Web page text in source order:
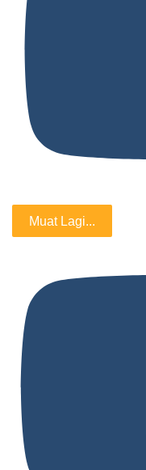
Muat Lagi...